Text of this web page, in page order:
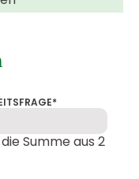
*
Summe aus 2